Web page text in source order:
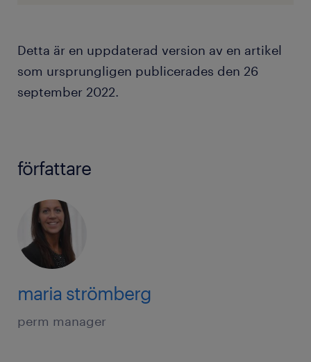
Detta är en uppdaterad version av en artikel
som ursprungligen publicerades den 26
september 2022.
författare
maria strömberg
perm manager